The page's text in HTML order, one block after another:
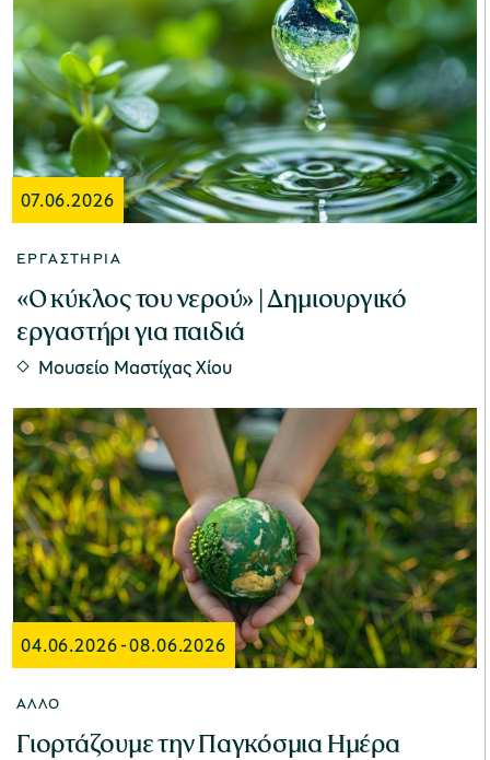
07.06.2026
ΕΡΓΑΣΤΉΡΙΑ
«Ο κύκλος του νερού» | Δημιουργικό
εργαστήρι για παιδιά
Μουσείο Μαστίχας Χίου
04.06.2026-08.06.2026
ΆΛΛΟ
Γιορτάζουμε την Παγκόσμια Ημέρα